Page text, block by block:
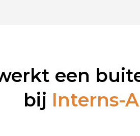
een
bij Interns-